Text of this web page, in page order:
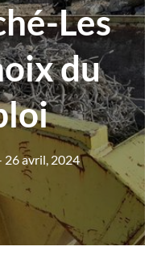
Les
du
26 avril, 2024